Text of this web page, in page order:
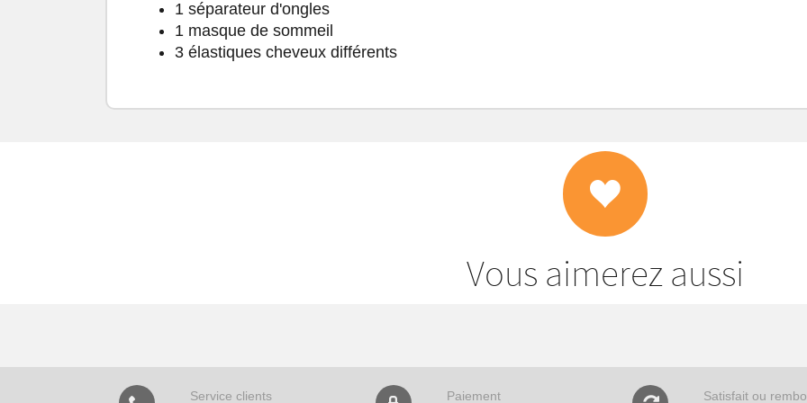
1 séparateur d'ongles
1 masque de sommeil
3 élastiques cheveux différents
Vous aimerez aussi
Service clients Paiement Satisfait ou